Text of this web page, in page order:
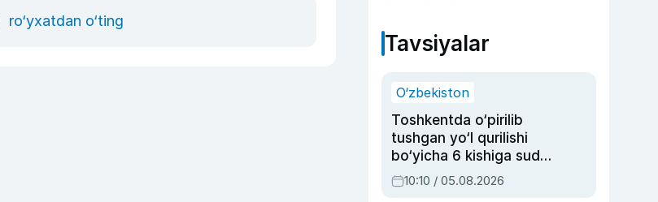
ro‘yxatdan o‘ting
Tavsiyalar
O‘zbekiston
Toshkentda o‘pirilib
tushgan yo‘l qurilishi
bo‘yicha 6 kishiga sud
hukmi o‘qildi
10:10 / 05.08.2026